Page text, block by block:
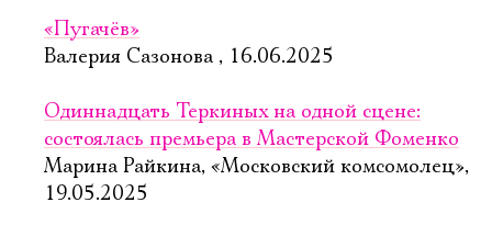
«Пугачёв»
Валерия Сазонова , 16.06.2025
Одиннадцать Теркиных на одной сцене:
состоялась премьера в Мастерской Фоменко
Марина Райкина, «Московский комсомолец»,
19.05.2025